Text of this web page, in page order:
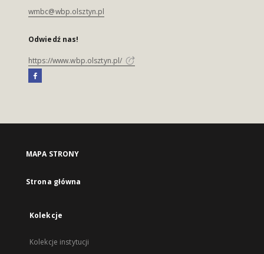
wmbc@wbp.olsztyn.pl
Odwiedź nas!
https://www.wbp.olsztyn.pl/
MAPA STRONY
Strona główna
Kolekcje
Kolekcje instytucji